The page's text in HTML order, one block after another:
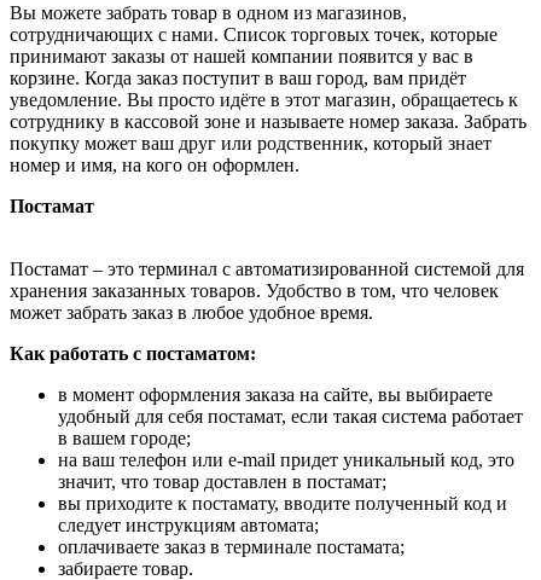
Вы можете забрать товар в одном из магазинов,
сотрудничающих с нами. Список торговых точек, которые
принимают заказы от нашей компании появится у вас в
корзине. Когда заказ поступит в ваш город, вам придёт
уведомление. Вы просто идёте в этот магазин, обращаетесь к
сотруднику в кассовой зоне и называете номер заказа. Забрать
покупку может ваш друг или родственник, который знает
номер и имя, на кого он оформлен.
Постамат
Постамат – это терминал с автоматизированной системой для
хранения заказанных товаров. Удобство в том, что человек
может забрать заказ в любое удобное время.
Как работать с постаматом:
в момент оформления заказа на сайте, вы выбираете
удобный для себя постамат, если такая система работает
в вашем городе;
на ваш телефон или e-mail придет уникальный код, это
значит, что товар доставлен в постамат;
вы приходите к постамату, вводите полученный код и
следует инструкциям автомата;
оплачиваете заказ в терминале постамата;
забираете товар.